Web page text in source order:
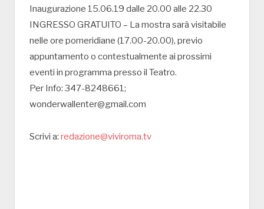
Inaugurazione 15.06.19 dalle 20.00 alle 22.30
INGRESSO GRATUITO – La mostra sarà visitabile
nelle ore pomeridiane (17.00-20.00), previo
appuntamento o contestualmente ai prossimi
eventi in programma presso il Teatro.
Per Info: 347-8248661;
wonderwallenter@gmail.com
Scrivi a: redazione@viviroma.tv